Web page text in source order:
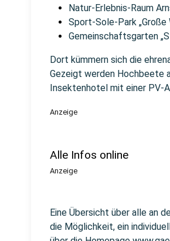
Natur-Erlebnis-Raum
Sport-Sole-Park „Große
Gemeinschaftsgarten
Dort kümmern sich die
Gezeigt werden Hochbeete
Insektenhotel mit einer PV-
Anzeige
Alle Infos online
Anzeige
Eine Übersicht über alle an
die Möglichkeit, ein